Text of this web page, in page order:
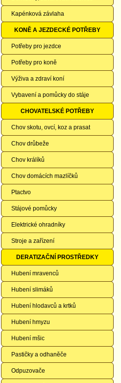
Kapénková závlaha
KONĚ A JEZDECKÉ POTŘEBY
Potřeby pro jezdce
Potřeby pro koně
Výživa a zdraví koní
Vybavení a pomůcky do stáje
CHOVATELSKÉ POTŘEBY
Chov skotu, ovcí, koz a prasat
Chov drůbeže
Chov králíků
Chov domácích mazlíčků
Ptactvo
Stájové pomůcky
Elektrické ohradníky
Stroje a zařízení
DERATIZAČNÍ PROSTŘEDKY
Hubení mravenců
Hubení slimáků
Hubení hlodavců a krtků
Hubení hmyzu
Hubení mšic
Pastičky a odhaněče
Odpuzovače